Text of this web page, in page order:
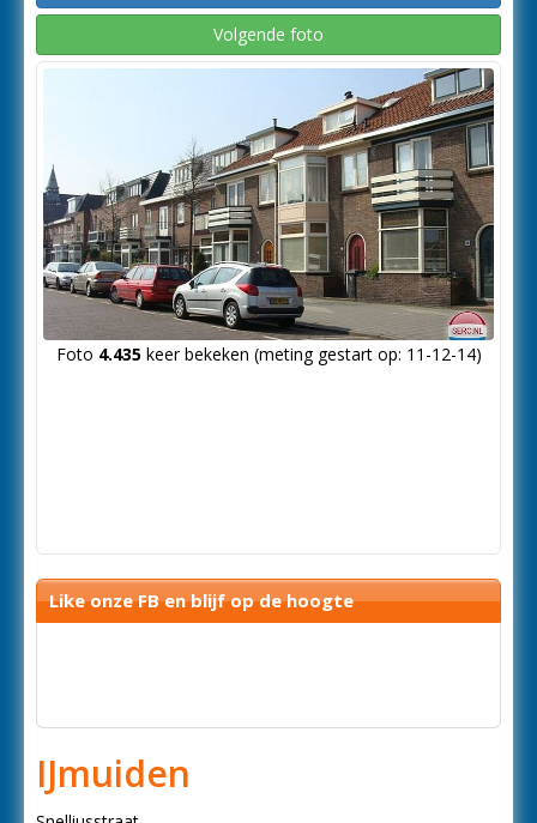
Volgende foto
Foto 4.435keer bekeken (meting gestart op: 11-12-14)
Like onze FB en blijf op de hoogte
IJmuiden